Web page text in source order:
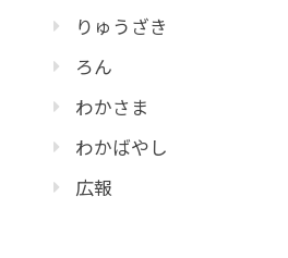
りゅうざき
ろん
わかさま
わかばやし
広報